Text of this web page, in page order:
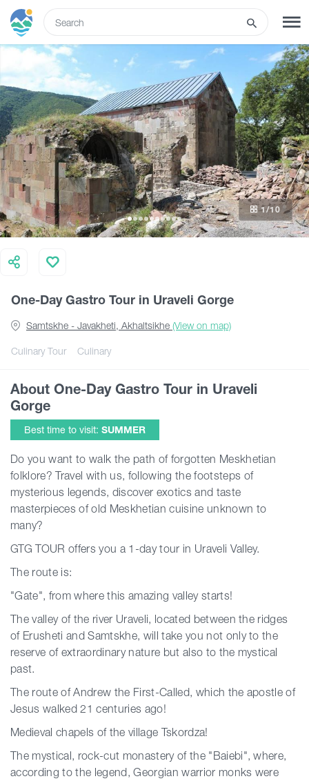
SIGN UP
What to do
Tours
Routes
Hotels
Food & Wine
Articles
Transport
Events
Plan Your Trip
One-Day Gastro Tour in Uraveli Gorge
Culinary Tour Culinary
Samtskhe - Javakheti, Akhaltsikhe (View on map)
1/10
About One-Day Gastro Tour in Uraveli
Gorge
Best time to visit: SUMMER
Do you want to walk the path of forgotten Meskhetian
folklore?Travel with us, following the footsteps of
mysterious legends, discover exotics and taste
masterpieces of old Meskhetian cuisine unknown to
many?
GTG TOUR offers you a 1-day tour in Uraveli Valley.
The route is:
"Gate", from where this amazing valley starts!
The valley of the river Uraveli, located between the ridges
of Erusheti and Samtskhe, will take you not only to the
reserve of extraordinary nature but also to the mystical
past.
The route of Andrew the First-Called, which the apostle of
Jesus walked 21 centuries ago!
Medieval chapels of the village Tskordza!
The mystical, rock-cut monastery of the "Baiebi", where,
according to the legend, Georgian warrior monks were